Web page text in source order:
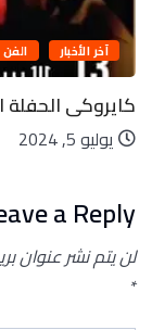
آخر الأخبار الفن
كايروكى الحفلة
يوليو 5, 2024
a Reply
لن يتم نشر عنوان
*